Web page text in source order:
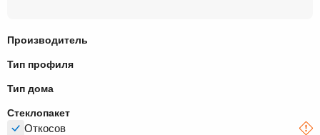
Производитель
Тип профиля
Тип дома
Стеклопакет
Откосов